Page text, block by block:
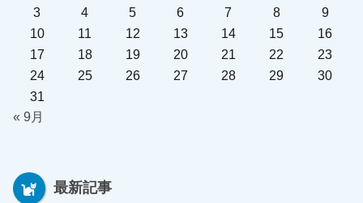
3
4 5 6 7 8
9
10
11 12 13 14 15
16
17
18 19 20 21 22
23
24
25 26 27 28 29
30
31
« 9月
最新記事